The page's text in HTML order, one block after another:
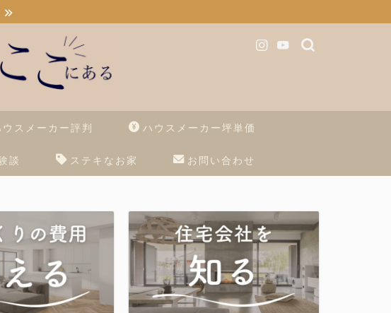
ウスメーカー評判 ハウスメーカー坪単価
談 ステキなお家 お問い合わせ